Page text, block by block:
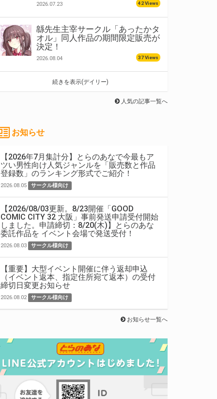
2026.07.23 42 Views
緜先生主宰サークル「あったかタ
オル」同人作品の期間限定販売が
決定！
2026.08.04 37 Views
続きを表示(デイリー)
人気の記事一覧へ
お知らせ
【2026年7月集計分】とらのあなで今最もア
ツい男性向け人気ジャンルを「販売数と作品
登録数」のランキング形式でご紹介！
2026.08.05 サークル様向け
【2026/08/03更新。8/23開催「GOOD
COMIC CITY 32 大阪」事前発送申請受付開始
しました。申請締切：8/20(木)】とらのあな
委託作品を イベント会場で発送受付！
2026.08.03 サークル様向け
【重要】大型イベント開催に伴う返却申込
（イベント返本、指定住所宛て返本）の受付
締切日変更お知らせ
2026.08.02 サークル様向け
お知らせ一覧へ